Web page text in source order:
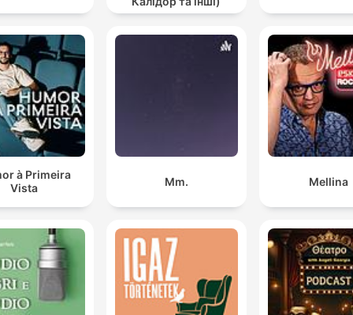
à Primeira
Vista
Mm. Mellina